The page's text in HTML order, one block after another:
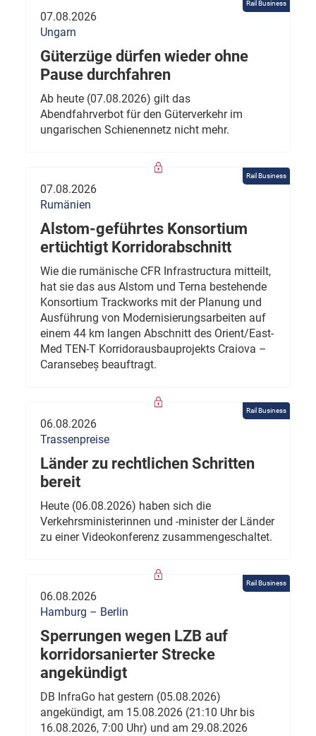
Rail Business
07.08.2026
Ungarn
Güterzüge dürfen wieder ohne
Pause durchfahren
Ab heute (07.08.2026) gilt das
Abendfahrverbot für den Güterverkehr im
ungarischen Schienennetz nicht mehr.
Rail Business
07.08.2026
Rumänien
Alstom-geführtes Konsortium
ertüchtigt Korridorabschnitt
Wie die rumänische CFR Infrastructura mitteilt,
hat sie das aus Alstom und Terna bestehende
Konsortium Trackworks mit der Planung und
Ausführung von Modernisierungsarbeiten auf
einem 44 km langen Abschnitt des Orient/East-
Med TEN-T Korridorausbauprojekts Craiova –
Caransebeș beauftragt.
Rail Business
06.08.2026
Trassenpreise
Länder zu rechtlichen Schritten
bereit
Heute (06.08.2026) haben sich die
Verkehrsministerinnen und -minister der Länder
zu einer Videokonferenz zusammengeschaltet.
Rail Business
06.08.2026
Hamburg – Berlin
Sperrungen wegen LZB auf
korridorsanierter Strecke
angekündigt
DB InfraGo hat gestern (05.08.2026)
angekündigt, am 15.08.2026 (21:10 Uhr bis
16.08.2026, 7:00 Uhr) und am 29.08.2026